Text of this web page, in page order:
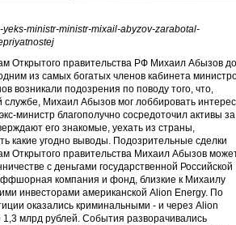
yeks-ministr-ministr-mixail-abyzov-zarabotal-
Открытого правительства РФ Михаил Абызов
из самых богатых членов кабинета
возникали подозрения по поводу того, что,
службе, Михаил Абызов мог лоббировать
министр благополучно сосредоточил активы за
его знакомые, уехать из страны,
какие угодно выводы. Подозрительные сделки
Открытого правительства Михаил Абызов
с деньгами государственной Российской
компания и фонд, близкие к Михаилу
инвесторами американской Alion Energy. По
оказались криминальными - и через Alion
млрд рублей. События разворачивались